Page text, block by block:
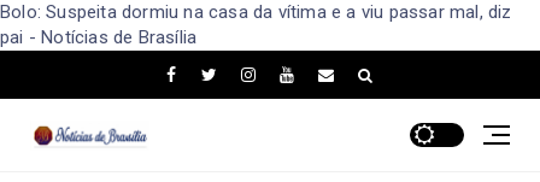
Bolo: Suspeita dormiu na casa da vítima e a viu passar mal, diz
pai - Notícias de Brasília